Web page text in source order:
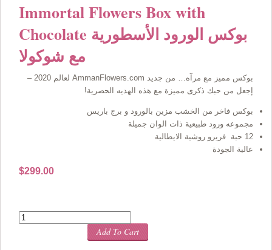
Immortal Flowers Box with
Chocolate بوكس الورود الأسطورية
مع شوكولا
بوكس مميز مع مرآه… من جديد AmmanFlowers.com لعالم 2020 –
إجعل من حبك ذكرى مميزة مع هذه الهديه الحصرية!
بوكس فاخر من الخشب مزين بالورود و برج باريس
مجموعه ورود طبيعية ذات الوان جميلة
12 حبة فريرو روشية الايطالية
عالية الجودة
$299.00
Quantity
Add To Cart